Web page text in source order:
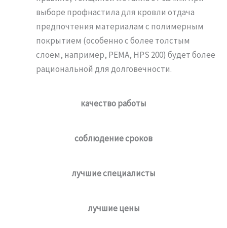
выборе профнастила для кровли отдача
предпочтения материалам с полимерным
покрытием (особенно с более толстым
слоем, например, PEMA, HPS 200) будет более
рациональной для долговечности.
качество работы
соблюдение сроков
лучшие специалисты
лучшие цены